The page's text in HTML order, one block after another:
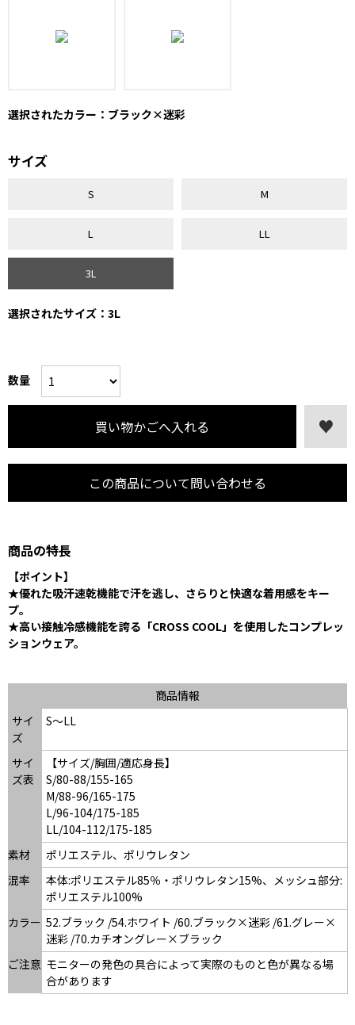
選択されたカラー：ブラック×迷彩
サイズ
S M
L LL
3L
選択されたサイズ：3L
数量
この商品について問い合わせる
商品の特長
【ポイント】
★優れた吸汗速乾機能で汗を逃し、さらりと快適な着用感をキー
プ。
★高い接触冷感機能を誇る「CROSS COOL」を使用したコンプレッ
ションウェア。
商品情報
サイ
ズ
S～LL
サイ
ズ表
【サイズ/胸囲/適応身長】
S/80-88/155-165
M/88-96/165-175
L/96-104/175-185
LL/104-112/175-185
素材
ポリエステル、ポリウレタン
混率
本体:ポリエステル85％・ポリウレタン15%、メッシュ部分:
ポリエステル100%
カラー 52.ブラック /54.ホワイト /60.ブラック×迷彩 /61.グレー×
迷彩 /70.カチオングレー×ブラック
ご注意 モニターの発色の具合によって実際のものと色が異なる場
合があります